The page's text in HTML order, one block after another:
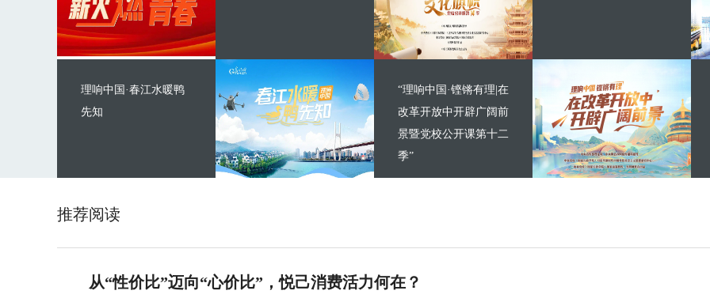
理响中国·春江水暖鸭
先知
“理响中国·铿锵有理|在
改革开放中开辟广阔前
景暨党校公开课第十二
季”
推荐阅读
从“性价比”迈向“心价比”，悦己消费活力何在？